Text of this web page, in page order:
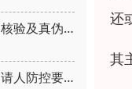
纸质银行保函与电子工程保函对比、核验及真伪辨别
履约保函与预付款保函风险区分，申请人防控要点
还
其